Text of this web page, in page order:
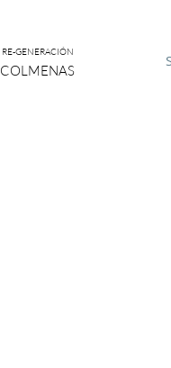
RE-GENERACIÓN
COLMENAS